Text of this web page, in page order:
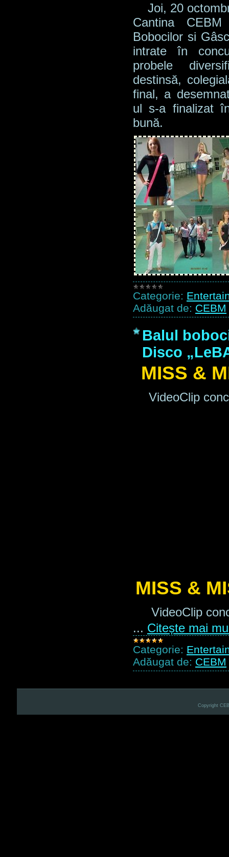
Joi, 20
Cantina
Bobocilor si
intrate în
probele
destinsă,
final, a
ul s-a finalizat
bună.
Categorie:
Adăugat de: CEBM
Balul
Disco
MISS &
VideoClip
MISS &
VideoClip
... Citește mai
Categorie:
Adăugat de: CEBM
Copyright